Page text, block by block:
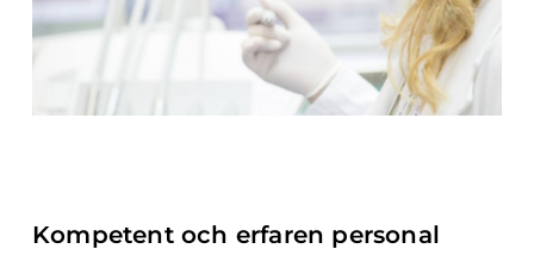
Kompetent och erfaren personal